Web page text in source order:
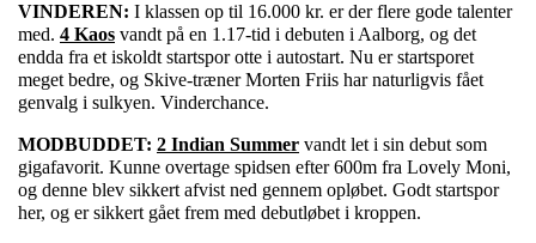
VINDEREN: I klassen op til 16.000 kr. er der flere gode talenter
med. 4 Kaos vandt på en 1.17-tid i debuten i Aalborg, og det
endda fra et iskoldt startspor otte i autostart. Nu er startsporet
meget bedre, og Skive-træner Morten Friis har naturligvis fået
genvalg i sulkyen. Vinderchance.
MODBUDDET: 2 Indian Summer vandt let i sin debut som
gigafavorit. Kunne overtage spidsen efter 600m fra Lovely Moni,
og denne blev sikkert afvist ned gennem opløbet. Godt startspor
her, og er sikkert gået frem med debutløbet i kroppen.